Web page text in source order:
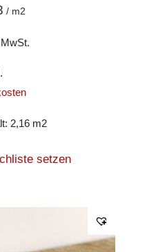
/ m2
2,16 m2
setzen